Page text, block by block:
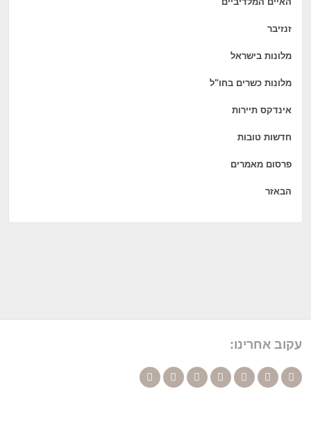
זנזיבר
מלונות בישראל
מלונות כשרים בחו"ל
אינדקס תיירות
חדשות טובות
פרסום מאמרים
הבאזר
עקוב אחרינו: